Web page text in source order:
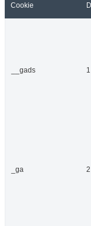
Cookie
__gads
_ga